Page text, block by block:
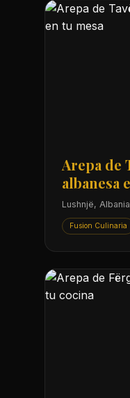
Arepa de
albanesa
Lushnjë, Albania
Fusion Culinaria